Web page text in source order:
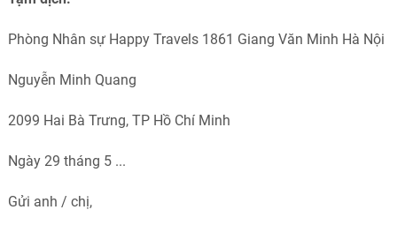
Phòng Nhân sự Happy Travels 1861 Giang Văn Minh Hà Nội
Nguyễn Minh Quang
2099 Hai Bà Trưng, TP Hồ Chí Minh
Ngày 29 tháng 5 ...
Gửi anh / chị,